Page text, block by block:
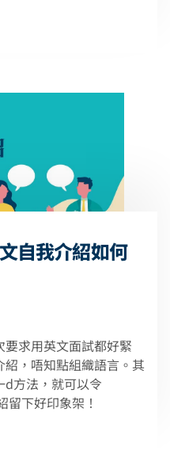
自我介紹如何
求用英文面試都好緊
，唔知點組織語言。其
d方法，就可以令
下好印象架！